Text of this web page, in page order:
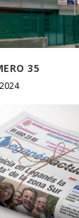
35